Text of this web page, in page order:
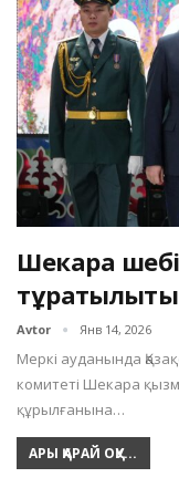
Шекара
Avtor Янв 14, 2026
Меркі ауданында
комитеті Шекара
құрылғанына…
АРЫ ҚАРАЙ ОҚУ...